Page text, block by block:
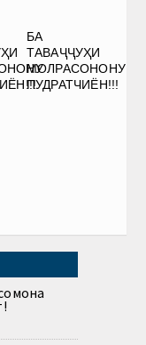
БА
ТАВАҶҶУҲИ
МОЛРАСОНОНУ
ПУДРАТЧИЁН!!!